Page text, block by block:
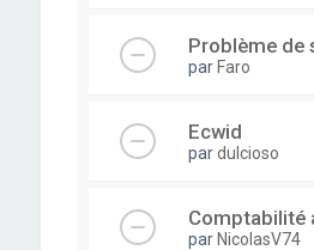
Problème de
par Faro
Ecwid
pardulcioso
Comptabilité
par NicolasV74